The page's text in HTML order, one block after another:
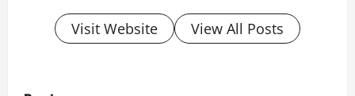
Visit Website View All Posts